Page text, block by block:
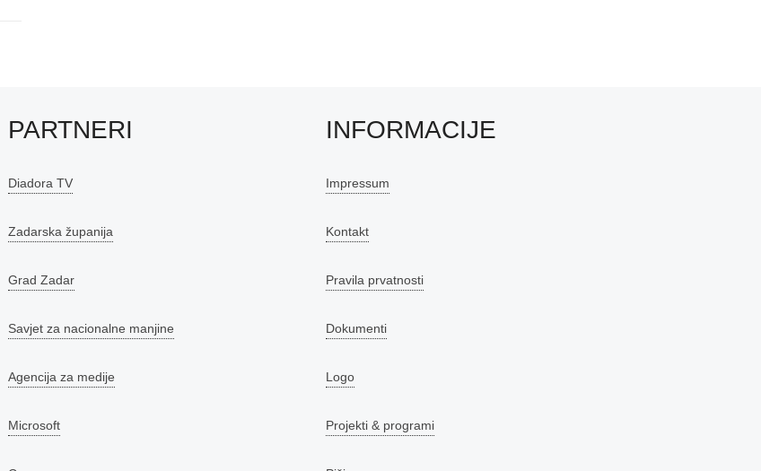
PARTNERI
Diadora TV
Zadarska županija
Grad Zadar
Savjet za nacionalne manjine
Agencija za medije
Microsoft
INFORMACIJE
Impressum
Kontakt
Pravila prvatnosti
Dokumenti
Logo
Projekti & programi